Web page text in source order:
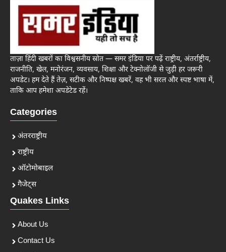
ताज़ा हिंदी खबरों का विश्वसनीय स्रोत — समर इंडिया पर पढ़ें राष्ट्रीय, अंतर्राष्ट्रीय,
राजनीति, खेल, मनोरंजन, व्यवसाय, शिक्षा और टेक्नोलॉजी से जुड़ी हर जरूरी
अपडेट। हम देते हैं तेज़, सटीक और निष्पक्ष खबरें, वह भी सरल और स्पष्ट भाषा में,
ताकि आप हमेशा अपडेटेड रहें।
Categories
अंतरराष्ट्रीय
राष्ट्रीय
ऑटोमोबाइल
गैजेट्स
Quakes Links
About Us
Contact Us